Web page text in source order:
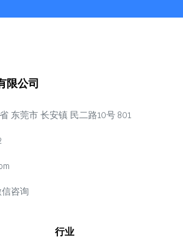
限公司
东莞市 长安镇 民二路10号 801
咨询
行业